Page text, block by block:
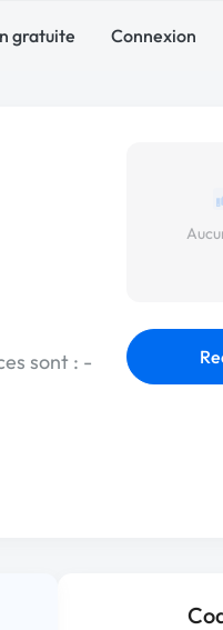
gratuite Connexion
sont : -